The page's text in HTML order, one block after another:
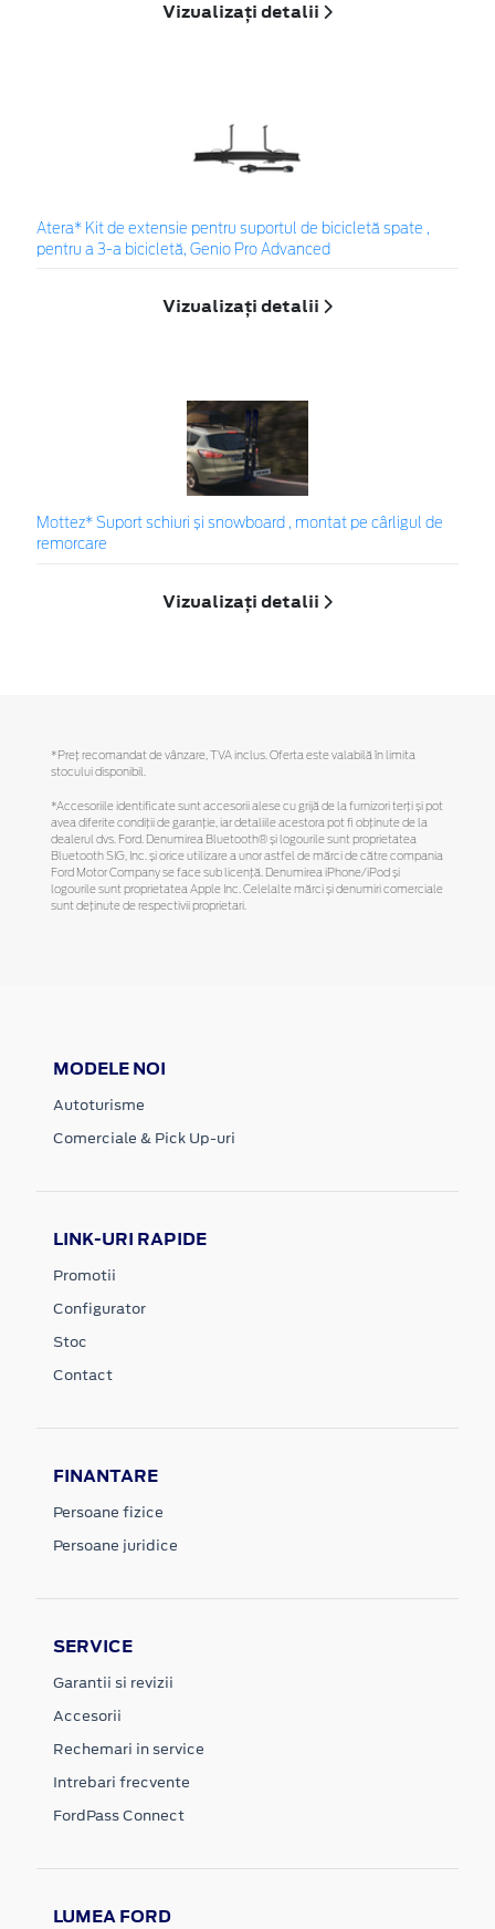
Vizualizați detalii
Atera* Kit de extensie pentru suportul de bicicletă spate ,
pentru a 3-a bicicletă, Genio Pro Advanced
Vizualizați detalii
Mottez* Suport schiuri și snowboard , montat pe cârligul de
remorcare
Vizualizați detalii
*Preţ recomandat de vânzare, TVA inclus. Oferta este valabilă în limita
stocului disponibil.
*Accesoriile identificate sunt accesorii alese cu grijă de la furnizori terți și pot
avea diferite condiții de garanție, iar detaliile acestora pot fi obținute de la
dealerul dvs. Ford. Denumirea Bluetooth® și logourile sunt proprietatea
Bluetooth SIG, Inc. și orice utilizare a unor astfel de mărci de către compania
Ford Motor Company se face sub licență. Denumirea iPhone/iPod și
logourile sunt proprietatea Apple Inc. Celelalte mărci și denumiri comerciale
sunt deținute de respectivii proprietari.
MODELE NOI
Autoturisme
Comerciale & Pick Up-uri
LINK-URI RAPIDE
Promotii
Configurator
Stoc
Contact
FINANTARE
Persoane fizice
Persoane juridice
SERVICE
Garantii si revizii
Accesorii
Rechemari in service
Intrebari frecvente
FordPass Connect
LUMEA FORD